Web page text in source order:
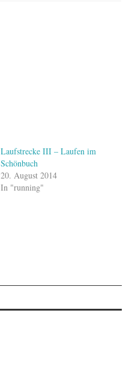
Laufstrecke III – Laufen im
Schönbuch
20. August 2014
In "running"